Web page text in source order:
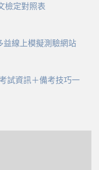
檢定對照表
益線上模擬測驗網站
試資訊＋備考技巧一